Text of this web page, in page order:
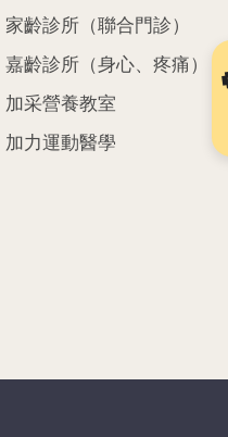
家齡診所（聯合門診）
嘉齡診所（身心、疼痛）
加采營養教室
加力運動醫學